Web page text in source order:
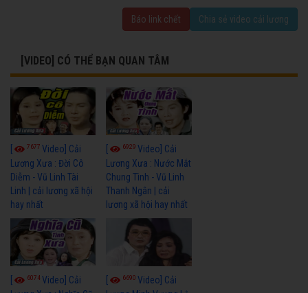
Báo link chết Chia sẻ video cải lương
[VIDEO] CÓ THỂ BẠN QUAN TÂM
7677 Video] Cải
Lương Xưa : Đời Cô
Diễm - Vũ Linh Tài
Linh | cải lương xã hội
hay nhất
6929Video] Cải
Lương Xưa : Nước Mắt
Chung Tình - Vũ Linh
Thanh Ngân | cải
lương xã hội hay nhất
6074Video] Cải
6690Video] Cải